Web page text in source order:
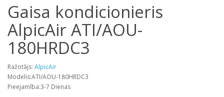
Gaisa kondicionieris
AlpicAir ATI/AOU-
180HRDC3
Ražotājs: AlpicAir
Modelis:ATI/AOU-180HRDC3
Pieejamība:3-7 Dienas